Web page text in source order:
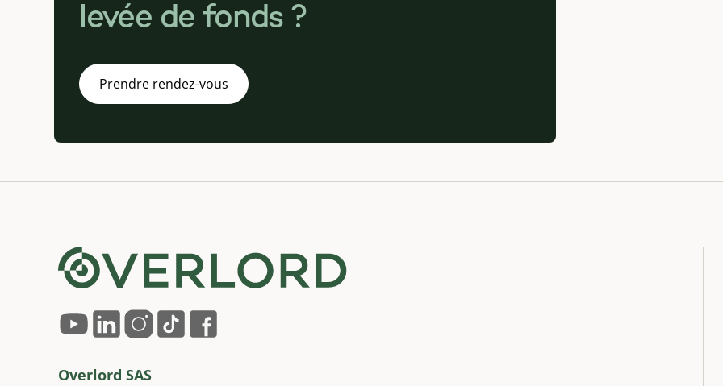
levée de fonds ?
Prendre rendez-vous
Overlord SAS